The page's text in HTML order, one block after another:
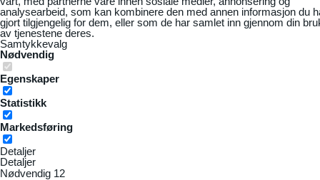
analysearbeid, som kan kombinere den med annen informasjon du
gjort tilgjengelig for dem, eller som de har samlet inn gjennom din
av tjenestene deres.
Samtykkevalg
Nødvendig
Egenskaper
Statistikk
Markedsføring
Detaljer
Detaljer
Nødvendig 12